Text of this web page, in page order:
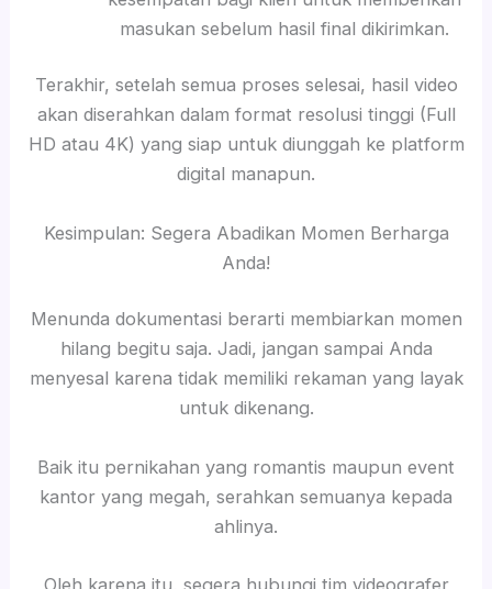
masukan sebelum hasil final dikirimkan.
Terakhir, setelah semua proses selesai, hasil video
akan diserahkan dalam format resolusi tinggi (Full
HD atau 4K) yang siap untuk diunggah ke platform
digital manapun.
Kesimpulan: Segera Abadikan Momen Berharga
Anda!
Menunda dokumentasi berarti membiarkan momen
hilang begitu saja. Jadi, jangan sampai Anda
menyesal karena tidak memiliki rekaman yang layak
untuk dikenang.
Baik itu pernikahan yang romantis maupun event
kantor yang megah, serahkan semuanya kepada
ahlinya.
Oleh karena itu, segera hubungi tim videografer